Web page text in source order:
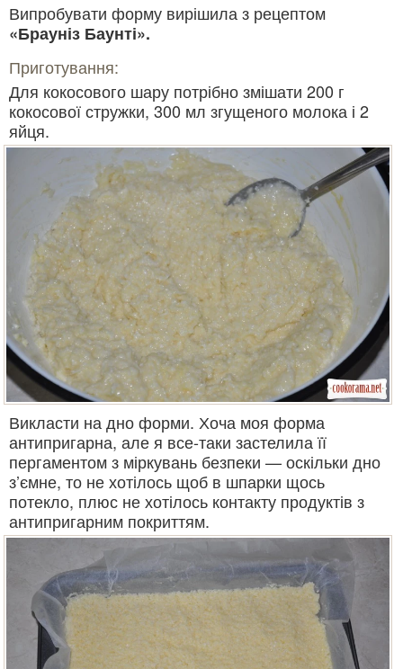
Випробувати форму вирішила з рецептом
«Брауніз Баунті».
Приготування:
Для кокосового шару потрібно змішати 200 г
кокосової стружки, 300 мл згущеного молока і 2
яйця.
Викласти на дно форми. Хоча моя форма
антипригарна, але я все-таки застелила її
пергаментом з міркувань безпеки — оскільки дно
з’ємне, то не хотілось щоб в шпарки щось
потекло, плюс не хотілось контакту продуктів з
антипригарним покриттям.